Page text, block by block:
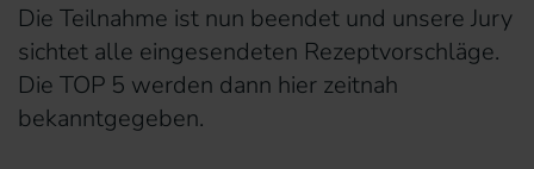
Die Teilnahme ist nun beendet und unsere Jury
sichtet alle eingesendeten Rezeptvorschläge.
Die TOP 5 werden dann hier zeitnah
bekanntgegeben.